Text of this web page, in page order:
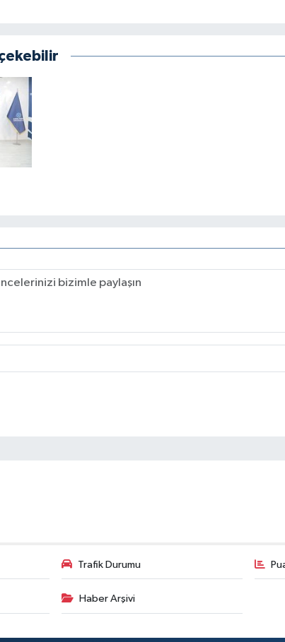
Trafik Durumu
Haber Arşivi